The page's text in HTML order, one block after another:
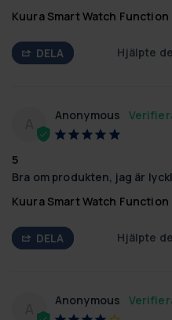
Kuura Smart Watch Function
DELA Hjälpte
Anonymous
5
Bra om produkten, jag är
Kuura Smart Watch Function
DELA Hjälpte
Anonymous